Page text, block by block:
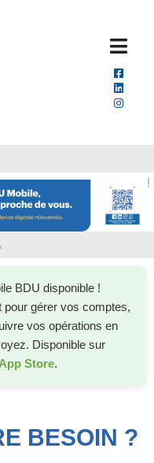
BDU disponible !
pour gérer vos comptes,
vos opérations en
Disponible sur
App Store.
BESOIN ?